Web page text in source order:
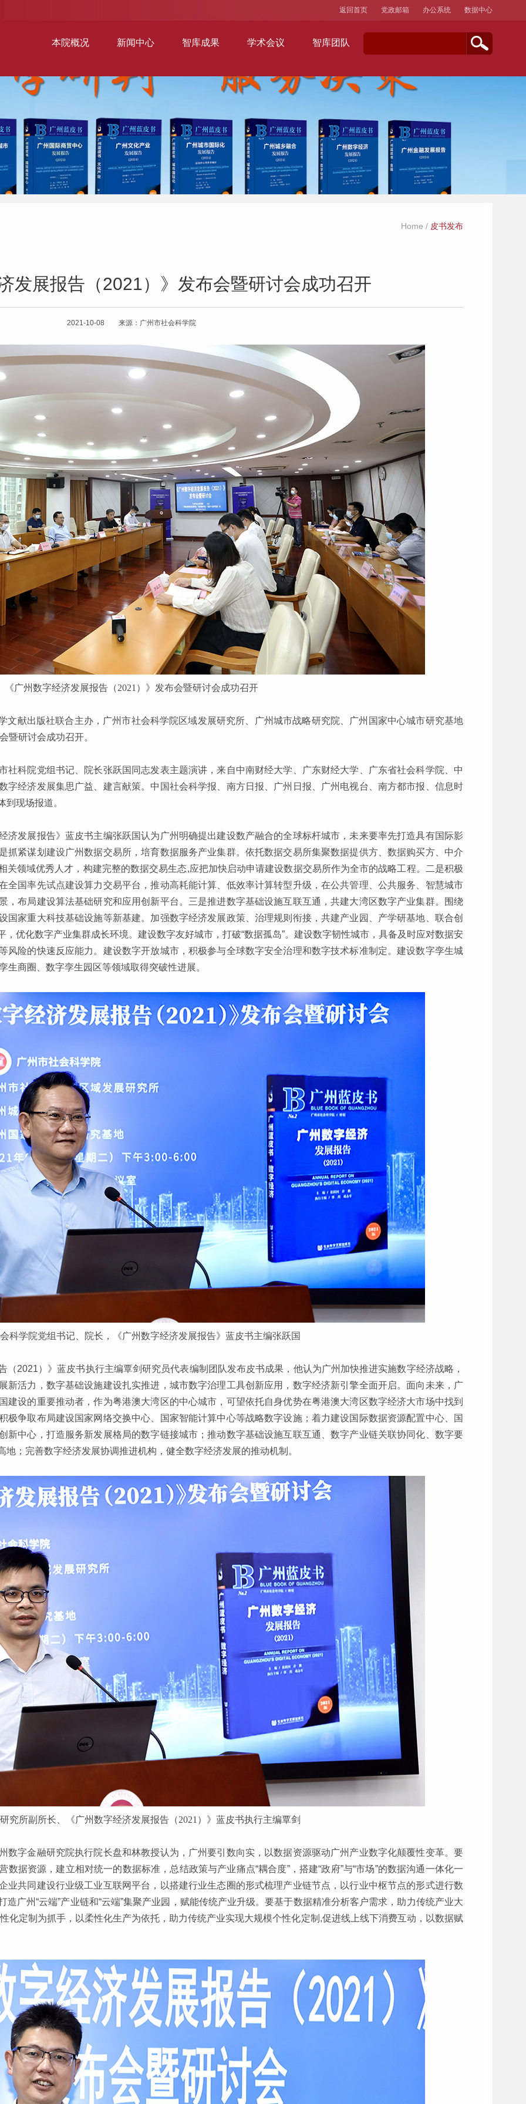
本院概况 新闻中心 智库成果 学术会议 智库团队
返回首页 党政邮箱 办公系统 数据中心
Home / 皮书发布
发展报告（2021）》发布会暨研讨会成功召开
2021-10-08 来源：广州市社会科学院
《广州数字经济发展报告（2021）》发布会暨研讨会成功召开
文献出版社联合主办，广州市社会科学院区域发展研究所、广州城市战略研究院、广州国家中心城市研究基地
暨研讨会成功召开。
社科院党组书记、院长张跃国同志发表主题演讲，来自中南财经大学、广东财经大学、广东省社会科学院、中
字经济发展集思广益、建言献策。中国社会科学报、南方日报、广州日报、广州电视台、南方都市报、信息时
现场报道。
济发展报告》蓝皮书主编张跃国认为广州明确提出建设数产融合的全球标杆城市，未来要率先打造具有国际影
抓紧谋划建设广州数据交易所，培育数据服务产业集群。依托数据交易所集聚数据提供方、数据购买方、中介
关领域优秀人才，构建完整的数据交易生态,应把加快启动申请建设数据交易所作为全市的战略工程。二是积极
全国率先试点建设算力交易平台，推动高耗能计算、低效率计算转型升级，在公共管理、公共服务、智慧城市
，布局建设算法基础研究和应用创新平台。三是推进数字基础设施互联互通，共建大湾区数字产业集群。围绕
国家重大科技基础设施等新基建。加强数字经济发展政策、治理规则衔接，共建产业园、产学研基地、联合创
优化数字产业集群成长环境。建设数字友好城市，打破“数据孤岛”。建设数字韧性城市，具备及时应对数据安
风险的快速反应能力。建设数字开放城市，积极参与全球数字安全治理和数字技术标准制定。建设数字孪生城
商圈、数字孪生园区等领域取得突破性进展。
科学院党组书记、院长，《广州数字经济发展报告》蓝皮书主编张跃国
2021）》蓝皮书执行主编覃剑研究员代表编制团队发布皮书成果，他认为广州加快推进实施数字经济战略，
新活力，数字基础设施建设扎实推进，城市数字治理工具创新应用，数字经济新引擎全面开启。面向未来，广
建设的重要推动者，作为粤港澳大湾区的中心城市，可望依托自身优势在粤港澳大湾区数字经济大市场中找到
极争取布局建设国家网络交换中心、国家智能计算中心等战略数字设施；着力建设国际数据资源配置中心、国
新中心，打造服务新发展格局的数字链接城市；推动数字基础设施互联互通、数字产业链关联协同化、数字要
；完善数字经济发展协调推进机构，健全数字经济发展的推动机制。
究所副所长、《广州数字经济发展报告（2021）》蓝皮书执行主编覃剑
数字金融研究院执行院长盘和林教授认为，广州要引数向实，以数据资源驱动广州产业数字化颠覆性变革。要
据资源，建立相对统一的数据标准，总结政策与产业痛点“耦合度”，搭建“政府”与“市场”的数据沟通一体化一
业共同建设行业级工业互联网平台，以搭建行业生态圈的形式梳理产业链节点，以行业中枢节点的形式进行数
广州“云端”产业链和“云端”集聚产业园，赋能传统产业升级。要基于数据精准分析客户需求，助力传统产业大
化定制为抓手，以柔性化生产为依托，助力传统产业实现大规模个性化定制,促进线上线下消费互动，以数据赋